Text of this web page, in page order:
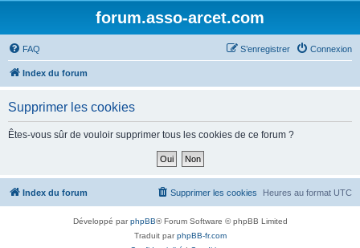
forum.asso-arcet.com
FAQ Connexion
S’enregistrer
Index du forum
Supprimer les cookies
Êtes-vous sûr de vouloir supprimer tous les cookies de ce forum ?
Index du forum Heures au format UTC
Supprimer les cookies
Développé parphpBB® Forum Software © phpBB Limited
Traduit parphpBB-fr.com